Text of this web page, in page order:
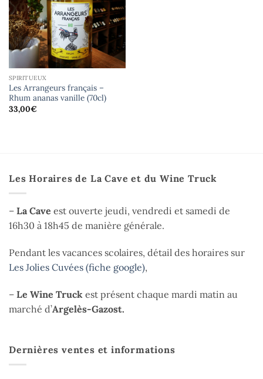
SPIRITUEUX
Les Arrangeurs français –
Rhum ananas vanille (70cl)
33,00€
Les Horaires de La Cave et du Wine Truck
– La Cave est ouverte jeudi, vendredi et samedi de
16h30 à 18h45 de manière générale.
Pendant les vacances scolaires, détail des horaires sur
Les Jolies Cuvées (fiche google),
– Le Wine Truck est présent chaque mardi matin au
marché d’Argelès-Gazost.
Dernières ventes et informations